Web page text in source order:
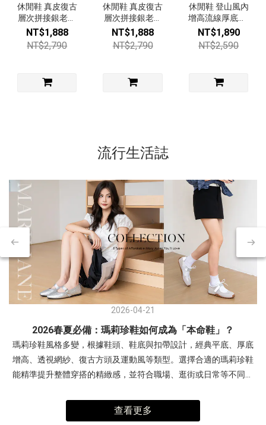
休閒鞋 真皮復古
層次拼接銀老爹
鞋-黑
【924232902】
NT$1,888
NT$2,790
休閒鞋 真皮復古
層次拼接銀老爹
鞋-米
【924232902】
NT$1,888
NT$2,790
休閒鞋 登山風內
增高流線厚底鞋-
黑【53896525】
NT$1,890
NT$2,590
流行生活誌
2026-04-21
2026春夏必備：瑪莉珍鞋如何成為「本命鞋」？
瑪莉珍鞋風格多變，根據鞋頭、鞋底與扣帶設計，經典平底、厚底
增高、透視網紗、復古方頭及運動風等類型。選擇合適的瑪莉珍鞋
能精準提升整體穿搭的精緻感，並符合職場、逛街或日常等不同場
瑪莉珍鞋穿搭1(左圖)：露肩連身裙，展現「輕熟優雅」感。搭配銀
色帶有未來感與亮度，中和柔和色調，讓整體造型更有精神。 非常
查看更多